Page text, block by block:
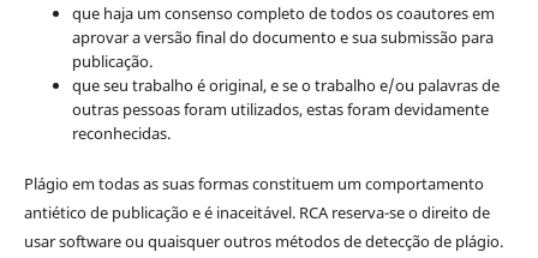
que haja um consenso completo de todos os coautores em
aprovar a versão final do documento e sua submissão para
publicação.
que seu trabalho é original, e se o trabalho e/ou palavras de
outras pessoas foram utilizados, estas foram devidamente
reconhecidas.
Plágio em todas as suas formas constituem um comportamento
antiético de publicação e é inaceitável. RCA reserva-se o direito de
usar software ou quaisquer outros métodos de detecção de plágio.